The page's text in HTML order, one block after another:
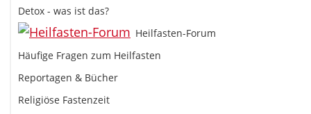
Detox - was ist das?
Heilfasten-Forum
Häufige Fragen zum Heilfasten
Reportagen & Bücher
Religiöse Fastenzeit